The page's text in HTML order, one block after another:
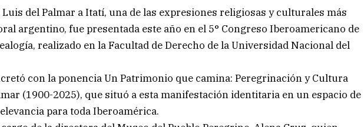
Luis del Palmar a Itatí, una de las expresiones religiosas y culturales más
argentino, fue presentada este año en el 5° Congreso Iberoamericano de
realizado en la Facultad de Derecho de la Universidad Nacional del
con la ponencia Un Patrimonio que camina: Peregrinación y Cultura
(1900-2025), que situó a esta manifestación identitaria en un espacio de
para toda Iberoamérica.